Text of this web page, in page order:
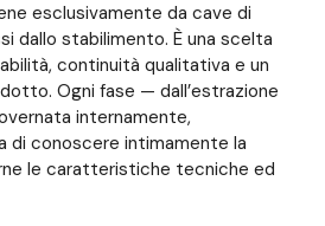
esclusivamente da cave di
dallo stabilimento. È una scelta
continuità qualitativa e un
Ogni fase — dall’estrazione
internamente,
di conoscere intimamente la
le caratteristiche tecniche ed